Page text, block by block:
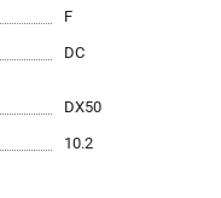
F
DC
DX50
10.2